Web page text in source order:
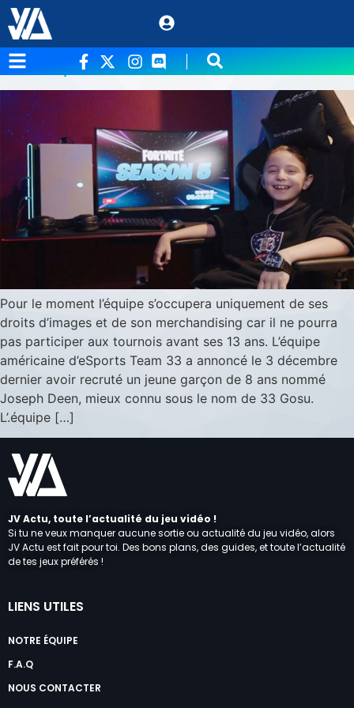
Étiquette :
Un garçon de 8 ans recruté dans une équipe
Fortnite pour 33000 dollars
Pour le moment l’équipe s’occupera uniquement de ses
droits d’images et de son merchandising car il ne pourra
pas participer aux tournois avant ses 13 ans. L’équipe
américaine d’eSports Team 33 a annoncé le 3 décembre
dernier avoir recruté un jeune garçon de 8 ans nommé
Joseph Deen, mieux connu sous le nom de 33 Gosu.
L’.équipe […]
JV Actu, toute l’actualité du jeu vidéo !
Si tu ne veux manquer aucune sortie ou actualité du jeu vidéo, alors
JV Actu est fait pour toi. Des bons plans, des guides, et toute l’actualité
de tes jeux préférés !
LIENS UTILES
NOTRE ÉQUIPE
F.A.Q
NOUS CONTACTER